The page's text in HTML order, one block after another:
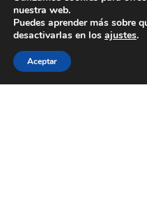
nuestra web.
Puedes aprender más sobre
desactivarlas en los ajustes.
Aceptar